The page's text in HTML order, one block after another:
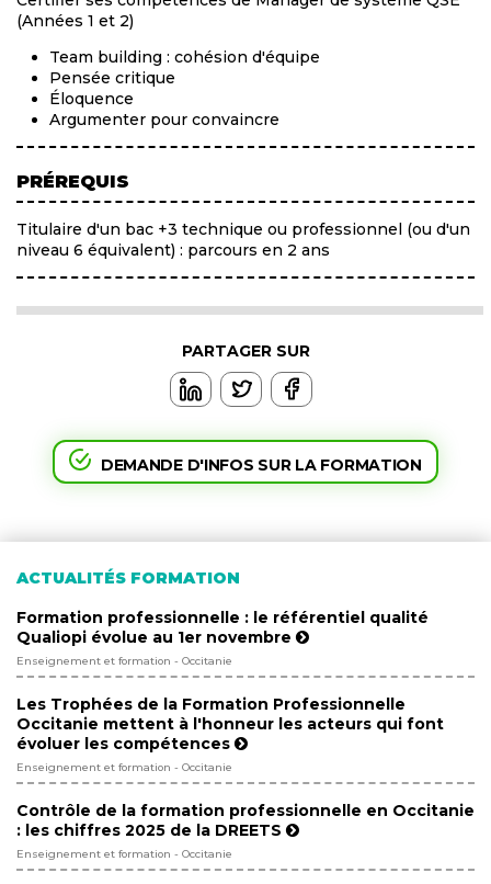
(Années 1 et 2)
Team building : cohésion d'équipe
Pensée critique
Éloquence
Argumenter pour convaincre
PRÉREQUIS
Titulaire d'un bac +3 technique ou professionnel (ou d'un
niveau 6 équivalent) : parcours en 2 ans
DEMANDE D'INFOS SUR LA FORMATION
PARTAGER SUR
ACTUALITÉS FORMATION
Formation professionnelle : le référentiel qualité
Qualiopi évolue au 1er novembre
Enseignement et formation - Occitanie
Les Trophées de la Formation Professionnelle
Occitanie mettent à l'honneur les acteurs qui font
évoluer les compétences
Enseignement et formation - Occitanie
Contrôle de la formation professionnelle en Occitanie
: les chiffres 2025 de la DREETS
Enseignement et formation - Occitanie